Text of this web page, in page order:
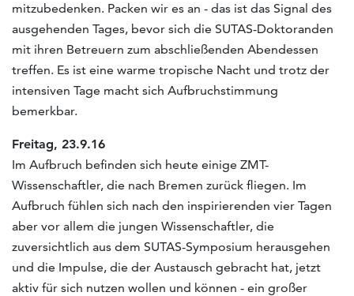
mitzubedenken. Packen wir es an - das ist das Signal des
ausgehenden Tages, bevor sich die SUTAS-Doktoranden
mit ihren Betreuern zum abschließenden Abendessen
treffen. Es ist eine warme tropische Nacht und trotz der
intensiven Tage macht sich Aufbruchstimmung
bemerkbar.
Freitag, 23.9.16
Im Aufbruch befinden sich heute einige ZMT-
Wissenschaftler, die nach Bremen zurück fliegen. Im
Aufbruch fühlen sich nach den inspirierenden vier Tagen
aber vor allem die jungen Wissenschaftler, die
zuversichtlich aus dem SUTAS-Symposium herausgehen
und die Impulse, die der Austausch gebracht hat, jetzt
aktiv für sich nutzen wollen und können - ein großer